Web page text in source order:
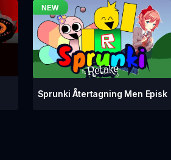
Sprunki Återtagning Men Episk